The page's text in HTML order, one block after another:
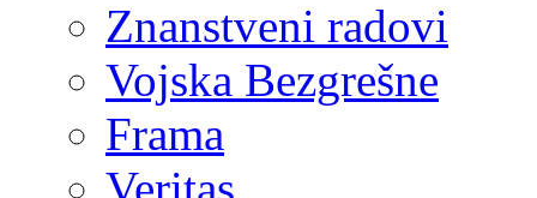
Znanstveni radovi
Vojska Bezgrešne
Frama
Veritas